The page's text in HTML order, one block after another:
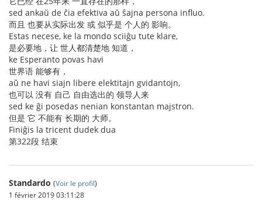
sed ankaŭ de ĉia efektiva aŭ ŝajna persona influo.
而且 也要从实际出发 或 似乎是 个人的 影响。
Estas necese, ke la mondo sciiĝu tute klare,
是必要地，让 世人都清楚地 知道，
ke Esperanto povas havi
世界语 能够有，
aŭ ne havi siajn libere elektitajn gvidantojn,
也可以 没有 自己 自由选出的 领导人来
sed ke ĝi posedas nenian konstantan majstron.
但是 它 不能有 长期的 大师。
Finiĝis la tricent dudek dua
第322段 结束
Standardo (Voir le profil)
1 février 2019 03:11:28